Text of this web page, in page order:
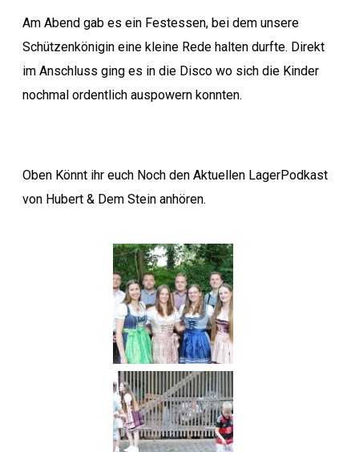
Am Abend gab es ein Festessen, bei dem unsere
Schützenkönigin eine kleine Rede halten durfte. Direkt
im Anschluss ging es in die Disco wo sich die Kinder
nochmal ordentlich auspowern konnten.
Oben Könnt ihr euch Noch den Aktuellen LagerPodkast
von Hubert & Dem Stein anhören.